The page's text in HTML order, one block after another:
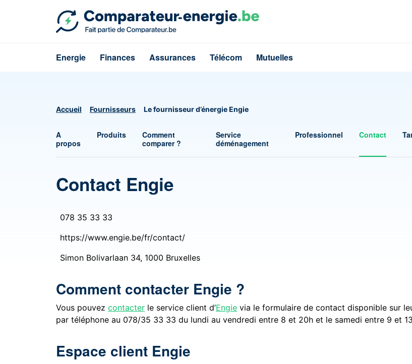
Energie Finances Assurances Télécom Mutuelles
Accueil Fournisseurs Le fournisseur d’énergie Engie
A
propos
Produits
Comment
comparer ?
Service
déménagement
Professionnel Contact
Contact Engie
078 35 33 33
https://www.engie.be/fr/contact/
Simon Bolivarlaan 34, 1000 Bruxelles
Comment contacter Engie ?
Vous pouvez contacter le service client d’Engie via le formulaire de contact disponible sur
par téléphone au 078/35 33 33 du lundi au vendredi entre 8 et 20h et le samedi entre 9 et
Espace client Engie